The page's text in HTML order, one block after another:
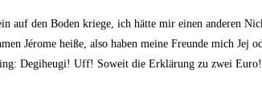
auf den Boden krie­ge, ich hät­te mir einen ande­ren
hei­ße, also haben mei­ne Freun­de mich Jej
Degi­he­u­gi! Uff! Soweit die Erklä­rung zu zwei Euro!